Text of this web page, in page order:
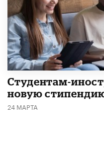
Студентам-
новую
24 МАРТА